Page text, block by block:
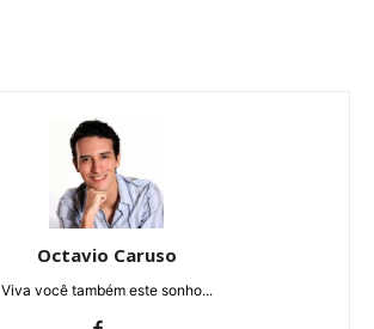
Octavio Caruso
Viva você também este sonho...